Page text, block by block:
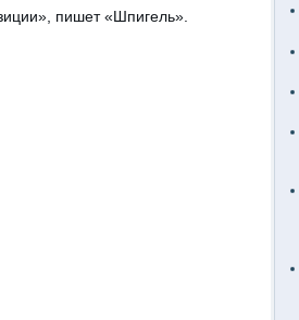
пишет «Шпигель».